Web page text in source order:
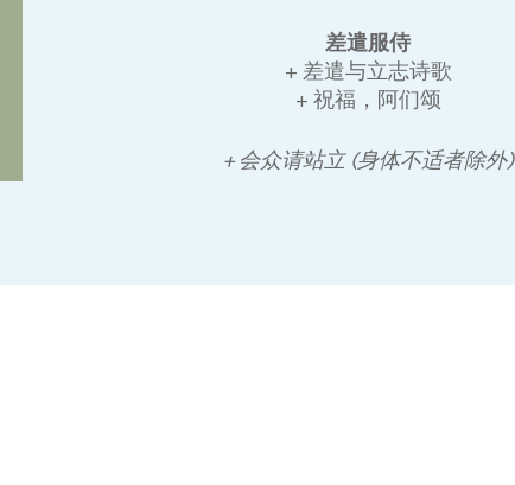
差遣服侍
+ 差遣与立志诗歌
+ 祝福，阿们颂
+ 会众请站立 (身体不适者除外)